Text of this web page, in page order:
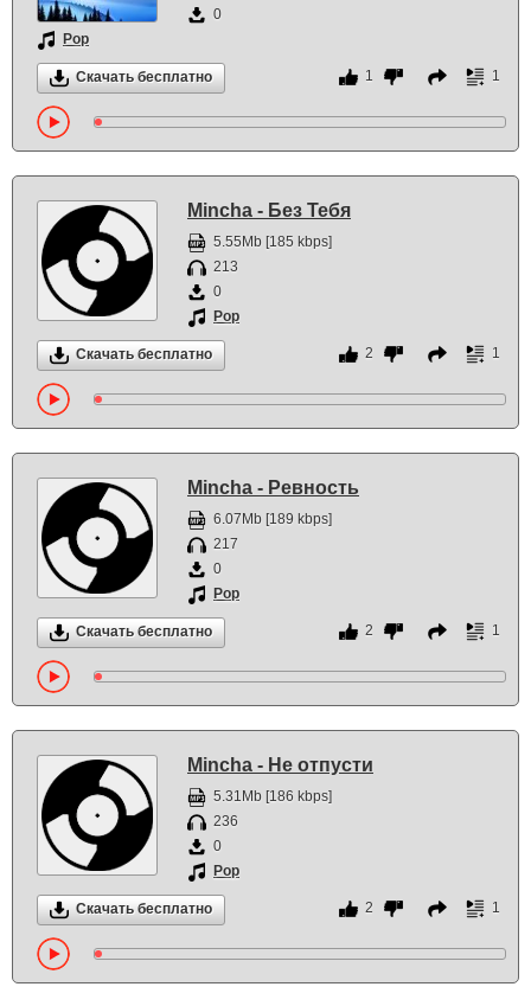
0
Pop
Скачать бесплатно 1 1
Mincha - Без Тебя
5.55Mb [185 kbps]
213
0
Pop
Скачать бесплатно 2 1
Mincha - Ревность
6.07Mb [189 kbps]
217
0
Pop
Скачать бесплатно 2 1
Mincha - Не отпусти
5.31Mb [186 kbps]
236
0
Pop
Скачать бесплатно 2 1